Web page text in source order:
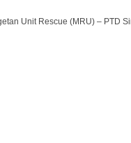
Unit Rescue (MRU) – PTD